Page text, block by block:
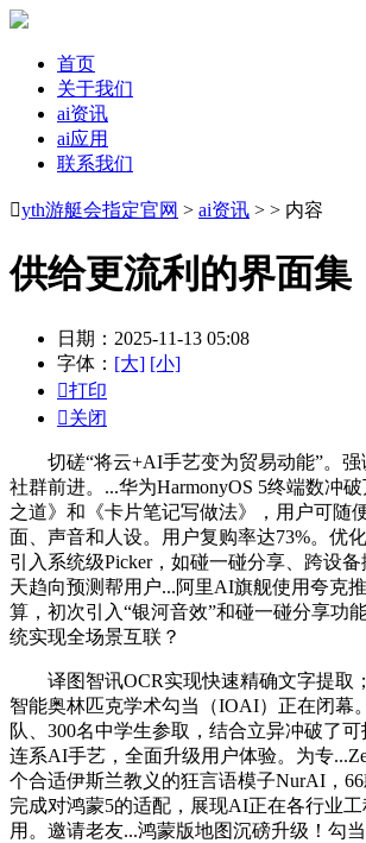
首页
关于我们
ai资讯
ai应用
联系我们
yth游艇会指定官网 > ai资讯 > > 内容
供给更流利的界面集
日期：2025-11-13 05:08
字体： [大] [小]
打印
关闭
切磋“将云+AI手艺变为贸易动能”。强
社群前进。...华为HarmonyOS 5终端数冲
之道》和《卡片笔记写做法》，用户可随
面、声音和人设。用户复购率达73%。优
引入系统级Picker，如碰一碰分享、跨设
天趋向预测帮用户...阿里AI旗舰使用夸克
算，初次引入“银河音效”和碰一碰分享功
统实现全场景互联？
译图智讯OCR实现快速精确文字提取
智能奥林匹克学术勾当（IOAI）正在闭幕
队、300名中学生参取，结合立异冲破了可
连系AI手艺，全面升级用户体验。为专
个合适伊斯兰教义的狂言语模子NurAI，
完成对鸿蒙5的适配，展现AI正在各行业
用。邀请老友...鸿蒙版地图沉磅升级！勾